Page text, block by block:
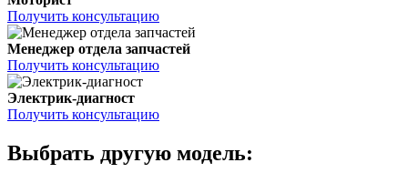
Получить консультацию
Менеджер отдела запчастей
Получить консультацию
Электрик-диагност
Получить консультацию
Выбрать другую модель: